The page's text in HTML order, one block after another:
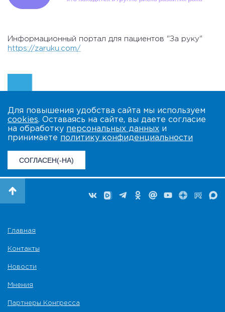
Информационный портал для пациентов "За руку"
https://zaruku.com/
Для повышения удобства сайта мы используем
cookies. Оставаясь на сайте, вы даете согласие
на обработку персональных данных и
принимаете политику конфиденциальности
СОГЛАСЕН(-НА)
Главная
Контакты
Новости
Мнения
Партнеры Конгресса